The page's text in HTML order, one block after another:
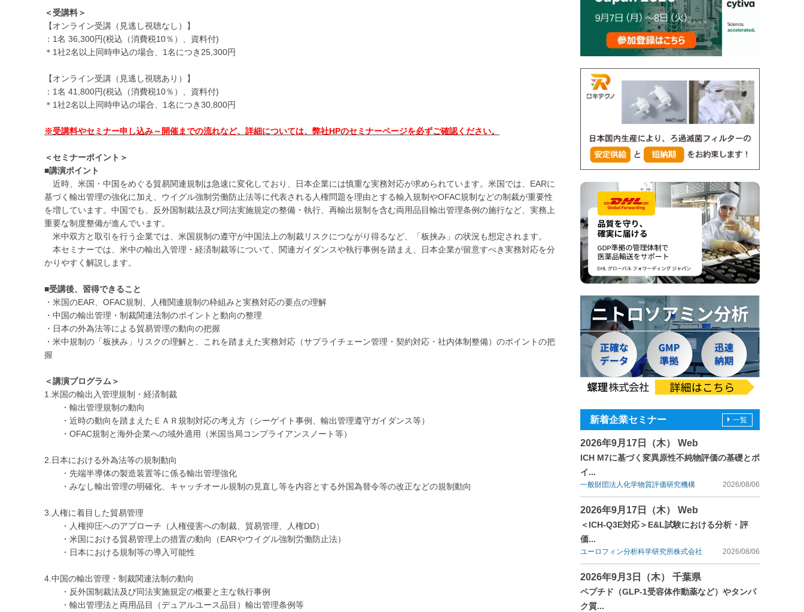
＜受講料＞
【オンライン受講（見逃し視聴なし）】
：1名 36,300円(税込（消費税10％）、資料付)
＊1社2名以上同時申込の場合、1名につき25,300円
【オンライン受講（見逃し視聴あり）】
：1名 41,800円(税込（消費税10％）、資料付)
＊1社2名以上同時申込の場合、1名につき30,800円
※受講料やセミナー申し込み～開催までの流れなど、詳細については、弊社HPのセミナーページを必ずご確認ください。
＜セミナーポイント＞
■講演ポイント
近時、米国・中国をめぐる貿易関連規制は急速に変化しており、日本企業には慎重な実務対応が求められています。米国では、EARに
基づく輸出管理の強化に加え、ウイグル強制労働防止法等に代表される人権問題を理由とする輸入規制やOFAC規制などの制裁が重要性
を増しています。中国でも、反外国制裁法及び同法実施規定の整備・執行、再輸出規制を含む両用品目輸出管理条例の施行など、実務上
重要な制度整備が進んでいます。
米中双方と取引を行う企業では、米国規制の遵守が中国法上の制裁リスクにつながり得るなど、「板挟み」の状況も想定されます。
本セミナーでは、米中の輸出入管理・経済制裁等について、関連ガイダンスや執行事例を踏まえ、日本企業が留意すべき実務対応を分
かりやすく解説します。
■受講後、習得できること
・米国のEAR、OFAC規制、人権関連規制の枠組みと実務対応の要点の理解
・中国の輸出管理・制裁関連法制のポイントと動向の整理
・日本の外為法等による貿易管理の動向の把握
・米中規制の「板挟み」リスクの理解と、これを踏まえた実務対応（サプライチェーン管理・契約対応・社内体制整備）のポイントの把
握
＜講演プログラム＞
1.米国の輸出入管理規制・経済制裁
・輸出管理規制の動向
・近時の動向を踏まえたＥＡＲ規制対応の考え方（シーゲイト事例、輸出管理遵守ガイダンス等）
・OFAC規制と海外企業への域外適用（米国当局コンプライアンスノート等）
2.日本における外為法等の規制動向
・先端半導体の製造装置等に係る輸出管理強化
・みなし輸出管理の明確化、キャッチオール規制の見直し等を内容とする外国為替令等の改正などの規制動向
3.人権に着目した貿易管理
・人権抑圧へのアプローチ（人権侵害への制裁、貿易管理、人権DD）
・米国における貿易管理上の措置の動向（EARやウイグル強制労働防止法）
・日本における規制等の導入可能性
4.中国の輸出管理・制裁関連法制の動向
・反外国制裁法及び同法実施規定の概要と主な執行事例
・輸出管理法と両用品目（デュアルユース品目）輸出管理条例等
新着企業セミナー
2026年9月17日（木） Web
ICH M7に基づく変異原性不純物評価の基礎とポ
イ...
一般財団法人化学物質評価研究機構 2026/08/06
2026年9月17日（木） Web
＜ICH-Q3E対応＞E&L試験における分析・評
価...
ユーロフィン分析科学研究所株式会社 2026/08/06
2026年9月3日（木） 千葉県
ペプチド（GLP-1受容体作動薬など）やタンパ
ク質...
一覧